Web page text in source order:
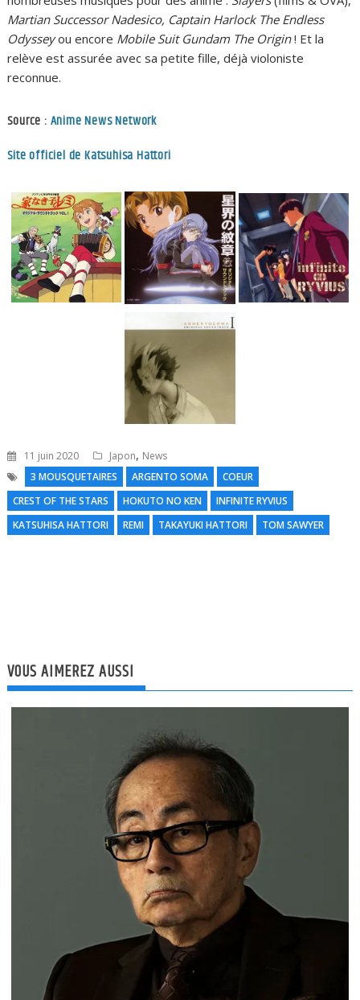
Martian Successor Nadesico, Captain Harlock The Endless
Odysseyou encore Mobile Suit Gundam The Origin! Et la
relève est assurée avec sa petite fille, déjà violoniste
reconnue.
Source : Anime News Network
Site officiel de Katsuhisa Hattori
11 juin 2020 Japon, News
3 MOUSQUETAIRES
ARGENTO SOMA
COEUR
CREST OF THE STARS
HOKUTO NO KEN
INFINITE RYVIUS
KATSUHISA HATTORI
REMI TAKAYUKI HATTORI TOM SAWYER
VOUS AIMEREZ AUSSI